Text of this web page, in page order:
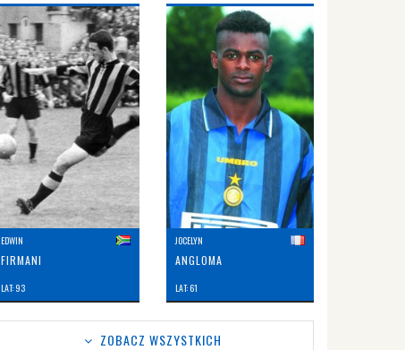
EDWIN
FIRMANI
LAT: 93
JOCELYN
ANGLOMA
LAT: 61
ZOBACZ WSZYSTKICH